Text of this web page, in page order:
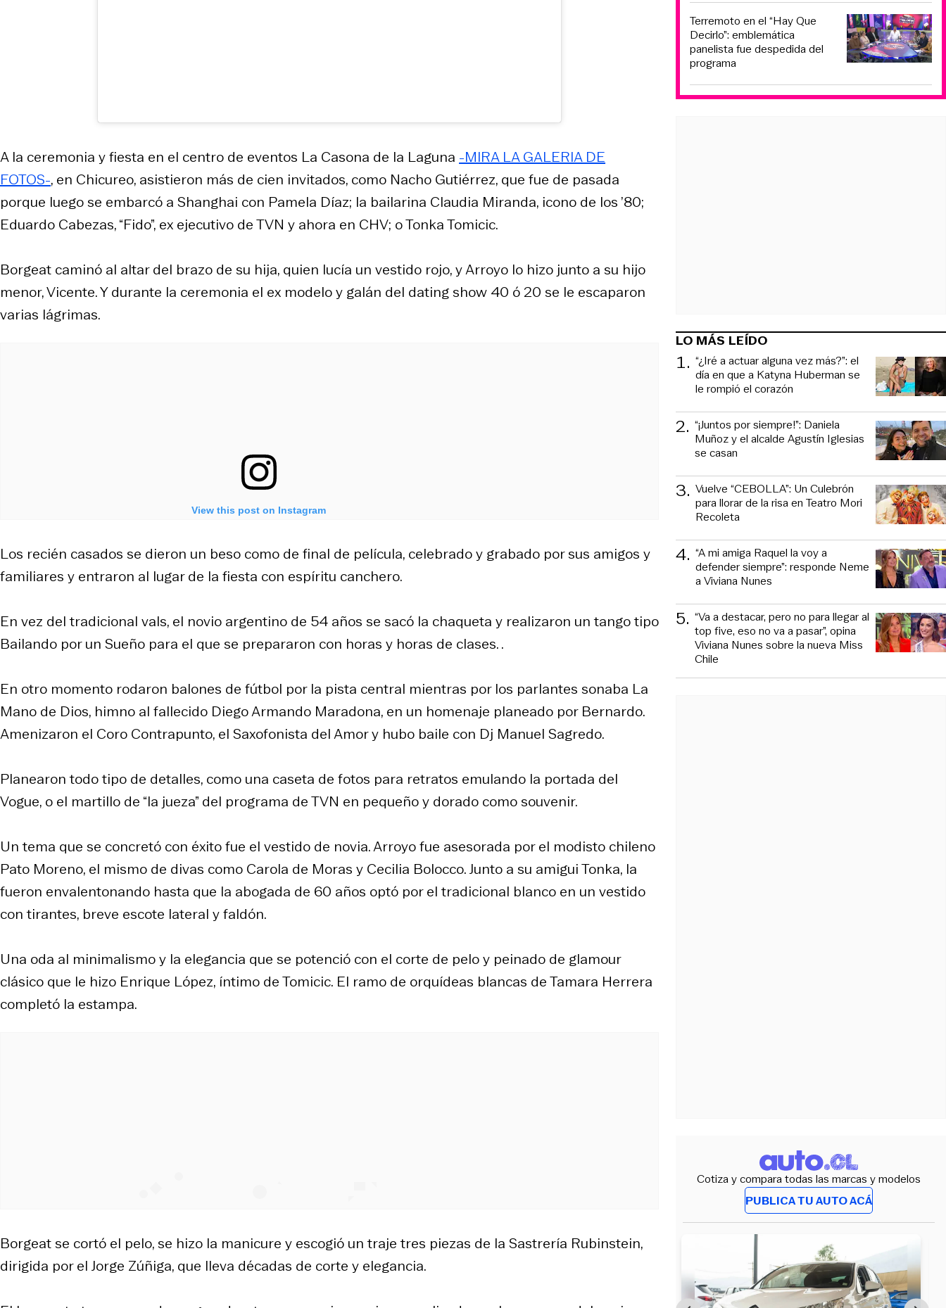
View this post on Instagram
A la ceremonia y fiesta en el centro de eventos La Casona de la Laguna -MIRA LA GALERIA DE
FOTOS-, en Chicureo, asistieron más de cien invitados, como Nacho Gutiérrez, que fue de pasada
porque luego se embarcó a Shanghai con Pamela Díaz; la bailarina Claudia Miranda, icono de los ’80;
Eduardo Cabezas, “Fido”, ex ejecutivo de TVN y ahora en CHV; o Tonka Tomicic.
Borgeat caminó al altar del brazo de su hija, quien lucía un vestido rojo, y Arroyo lo hizo junto a su hijo
menor, Vicente. Y durante la ceremonia el ex modelo y galán del dating show 40 ó 20 se le escaparon
varias lágrimas.
Los recién casados se dieron un beso como de final de película, celebrado y grabado por sus amigos y
familiares y entraron al lugar de la fiesta con espíritu canchero.
En vez del tradicional vals, el novio argentino de 54 años se sacó la chaqueta y realizaron un tango tipo
Bailando por un Sueño para el que se prepararon con horas y horas de clases. .
En otro momento rodaron balones de fútbol por la pista central mientras por los parlantes sonaba La
Mano de Dios, himno al fallecido Diego Armando Maradona, en un homenaje planeado por Bernardo.
Amenizaron el Coro Contrapunto, el Saxofonista del Amor y hubo baile con Dj Manuel Sagredo.
Planearon todo tipo de detalles, como una caseta de fotos para retratos emulando la portada del
Vogue, o el martillo de “la jueza” del programa de TVN en pequeño y dorado como souvenir.
Un tema que se concretó con éxito fue el vestido de novia. Arroyo fue asesorada por el modisto chileno
Pato Moreno, el mismo de divas como Carola de Moras y Cecilia Bolocco. Junto a su amigui Tonka, la
fueron envalentonando hasta que la abogada de 60 años optó por el tradicional blanco en un vestido
con tirantes, breve escote lateral y faldón.
Una oda al minimalismo y la elegancia que se potenció con el corte de pelo y peinado de glamour
clásico que le hizo Enrique López, íntimo de Tomicic. El ramo de orquídeas blancas de Tamara Herrera
completó la estampa.
Borgeat se cortó el pelo, se hizo la manicure y escogió un traje tres piezas de la Sastrería Rubinstein,
dirigida por el Jorge Zúñiga, que lleva décadas de corte y elegancia.
Terremoto en el “Hay Que
Decirlo”: emblemática
panelista fue despedida del
programa
LO MÁS LEÍDO
1. “¿Iré a actuar alguna vez más?”: el
día en que a Katyna Huberman se
le rompió el corazón
2. “¡Juntos por siempre!”: Daniela
Muñoz y el alcalde Agustín Iglesias
se casan
3. Vuelve “CEBOLLA”: Un Culebrón
para llorar de la risa en Teatro Mori
Recoleta
4. “A mi amiga Raquel la voy a
defender siempre”: responde Neme
a Viviana Nunes
5. “Va a destacar, pero no para llegar al
top five, eso no va a pasar”, opina
Viviana Nunes sobre la nueva Miss
Chile
Cotiza y compara todas las marcas y modelos
PUBLICA TU AUTO ACÁ